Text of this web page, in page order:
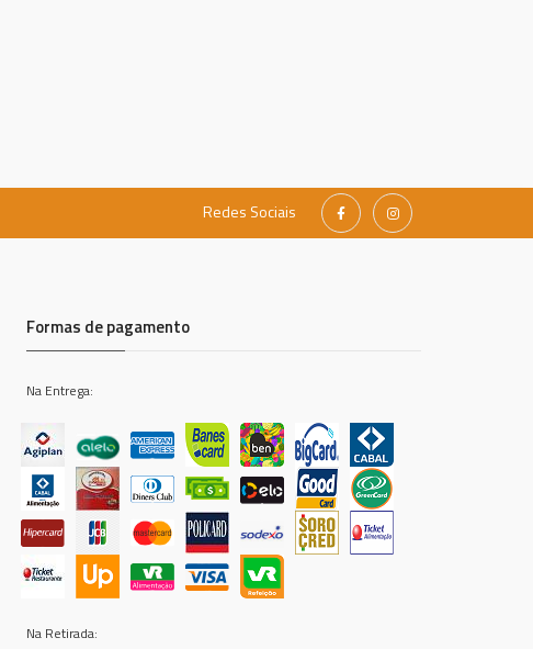
Redes Sociais
Formas de pagamento
Na Entrega:
Na Retirada: